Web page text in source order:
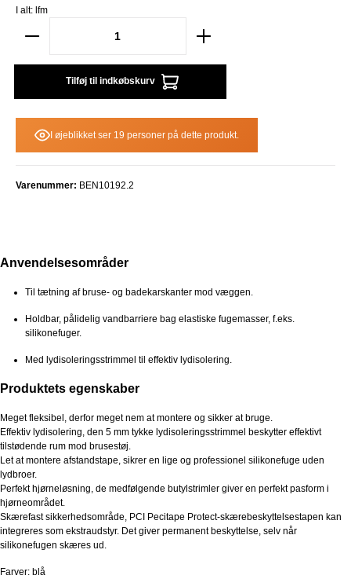
I alt: lfm
Tilføj til indkøbskurv
I øjeblikket ser 19 personer på dette produkt.
Varenummer: BEN10192.2
Anvendelsesområder
Til tætning af bruse- og badekarskanter mod væggen.
Holdbar, pålidelig vandbarriere bag elastiske fugemasser, f.eks.
silikonefuger.
Med lydisoleringsstrimmel til effektiv lydisolering.
Produktets egenskaber
Meget fleksibel, derfor meget nem at montere og sikker at bruge.
Effektiv lydisolering, den 5 mm tykke lydisoleringsstrimmel beskytter effektivt
tilstødende rum mod brusestøj.
Let at montere afstandstape, sikrer en lige og professionel silikonefuge uden
lydbroer.
Perfekt hjørneløsning, de medfølgende butylstrimler giver en perfekt pasform i
hjørneområdet.
Skærefast sikkerhedsområde, PCI Pecitape Protect-skærebeskyttelsestapen kan
integreres som ekstraudstyr. Det giver permanent beskyttelse, selv når
silikonefugen skæres ud.
Farver: blå